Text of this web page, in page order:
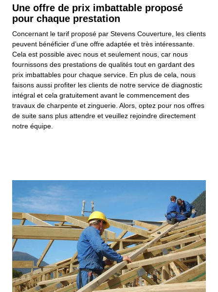
Une offre de prix imbattable proposé
pour chaque prestation
Concernant le tarif proposé par Stevens Couverture, les clients
peuvent bénéficier d’une offre adaptée et très intéressante.
Cela est possible avec nous et seulement nous, car nous
fournissons des prestations de qualités tout en gardant des
prix imbattables pour chaque service. En plus de cela, nous
faisons aussi profiter les clients de notre service de diagnostic
intégral et cela gratuitement avant le commencement des
travaux de charpente et zinguerie. Alors, optez pour nos offres
de suite sans plus attendre et veuillez rejoindre directement
notre équipe.